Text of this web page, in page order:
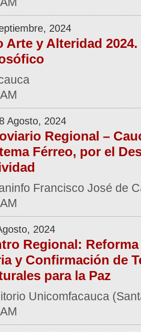
2024
Arte y Alteridad
Agosto, 2024
Regional –
Férreo, por el
Francisco José de
2024
Regional:
y Confirmación de
para la Paz
Unicomfacauca